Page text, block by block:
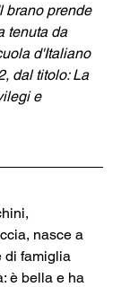
brano prende
tenuta da
d'Italiano
dal titolo: La
e
nasce a
di famiglia
è bella e ha